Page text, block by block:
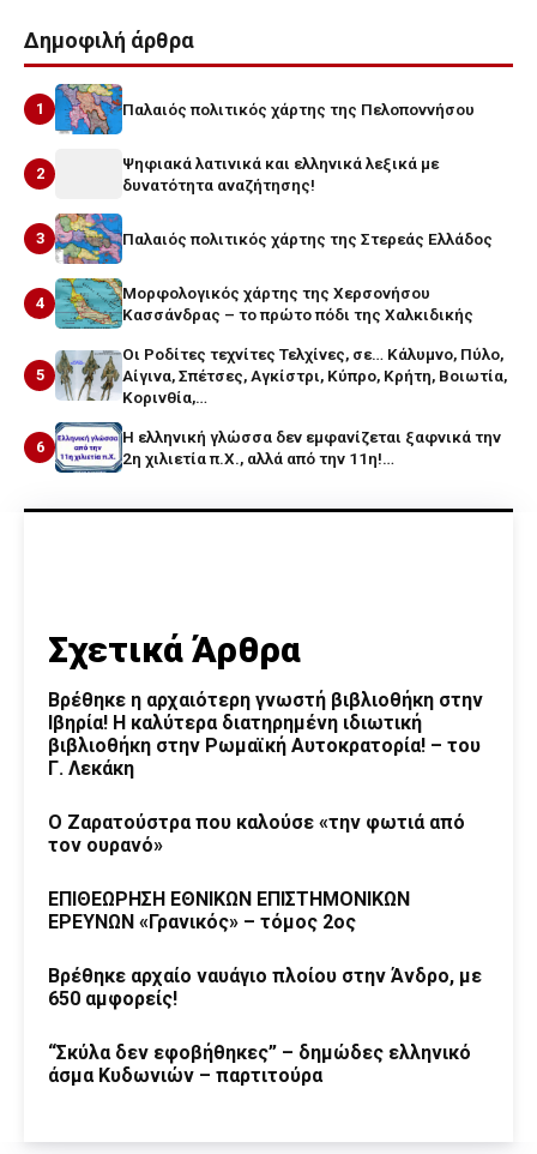
Δημοφιλή άρθρα
1 Παλαιός πολιτικός χάρτης της Πελοποννήσου
2
Ψηφιακά λατινικά και ελληνικά λεξικά με
δυνατότητα αναζήτησης!
3 Παλαιός πολιτικός χάρτης της Στερεάς Ελλάδος
4
Μορφολογικός χάρτης της Χερσονήσου
Κασσάνδρας – το πρώτο πόδι της Χαλκιδικής
5
Οι Ροδίτες τεχνίτες Τελχίνες, σε… Κάλυμνο, Πύλο,
Αίγινα, Σπέτσες, Αγκίστρι, Κύπρο, Κρήτη, Βοιωτία,
Κορινθία,…
6
Η ελληνική γλώσσα δεν εμφανίζεται ξαφνικά την
2η χιλιετία π.Χ., αλλά από την 11η!…
Σχετικά Άρθρα
Βρέθηκε η αρχαιότερη γνωστή βιβλιοθήκη στην
Ιβηρία! Η καλύτερα διατηρημένη ιδιωτική
βιβλιοθήκη στην Ρωμαϊκή Αυτοκρατορία! – του
Γ. Λεκάκη
Ο Ζαρατούστρα που καλούσε «την φωτιά από
τον ουρανό»
ΕΠΙΘΕΩΡΗΣΗ ΕΘΝΙΚΩΝ ΕΠΙΣΤΗΜΟΝΙΚΩΝ
ΕΡΕΥΝΩΝ «Γρανικός» – τόμος 2ος
Βρέθηκε αρχαίο ναυάγιο πλοίου στην Άνδρο, με
650 αμφορείς!
“Σκύλα δεν εφοβήθηκες” – δημώδες ελληνικό
άσμα Κυδωνιών – παρτιτούρα